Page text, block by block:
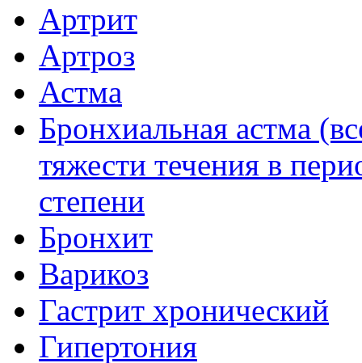
Артрит
Артроз
Астма
Бронхиальная астма
тяжести течения в
степени
Бронхит
Варикоз
Гастрит хронический
Гипертония